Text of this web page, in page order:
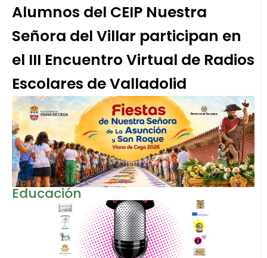
Alumnos del CEIP Nuestra
Señora del Villar participan en
el III Encuentro Virtual de Radios
Escolares de Valladolid
Educación